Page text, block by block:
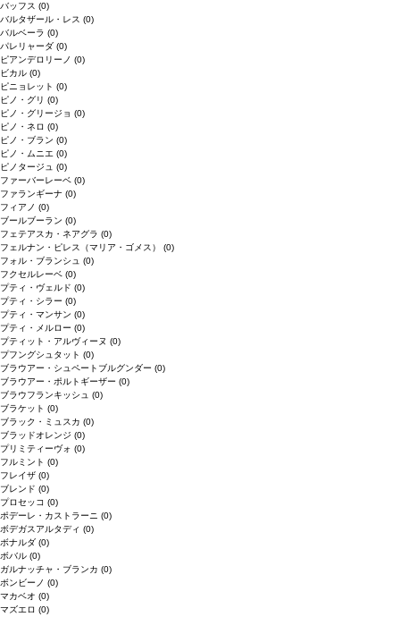
バッフス (0)
バルタザール・レス (0)
バルベーラ (0)
パレリャーダ (0)
ピアンデロリーノ (0)
ビカル (0)
ピニョレット (0)
ピノ・グリ (0)
ピノ・グリージョ (0)
ピノ・ネロ (0)
ピノ・ブラン (0)
ピノ・ムニエ (0)
ピノタージュ (0)
ファーバーレーベ (0)
ファランギーナ (0)
フィアノ (0)
ブールブーラン (0)
フェテアスカ・ネアグラ (0)
フェルナン・ピレス（マリア・ゴメス） (0)
フォル・ブランシュ (0)
フクセルレーベ (0)
プティ・ヴェルド (0)
プティ・シラー (0)
プティ・マンサン (0)
プティ・メルロー (0)
プティット・アルヴィーヌ (0)
プフングシュタット (0)
ブラウアー・シュペートブルグンダー (0)
ブラウアー・ポルトギーザー (0)
ブラウフランキッシュ (0)
ブラケット (0)
ブラック・ミュスカ (0)
ブラッドオレンジ (0)
プリミティーヴォ (0)
フルミント (0)
フレイザ (0)
ブレンド (0)
プロセッコ (0)
ポデーレ・カストラーニ (0)
ボデガスアルタディ (0)
ボナルダ (0)
ボバル (0)
ガルナッチャ・ブランカ (0)
ボンビーノ (0)
マカベオ (0)
マズエロ (0)